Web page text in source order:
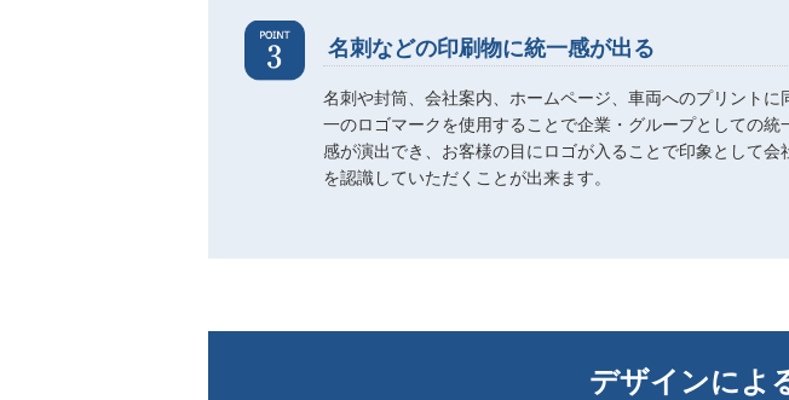
名刺などの印刷物に統一感が出る
名刺や封筒、会社案内、ホームページ、車両へのプリントに
一のロゴマークを使用することで企業・グループとしての統
感が演出でき、お客様の目にロゴが入ることで印象として会
を認識していただくことが出来ます。
デザインによ